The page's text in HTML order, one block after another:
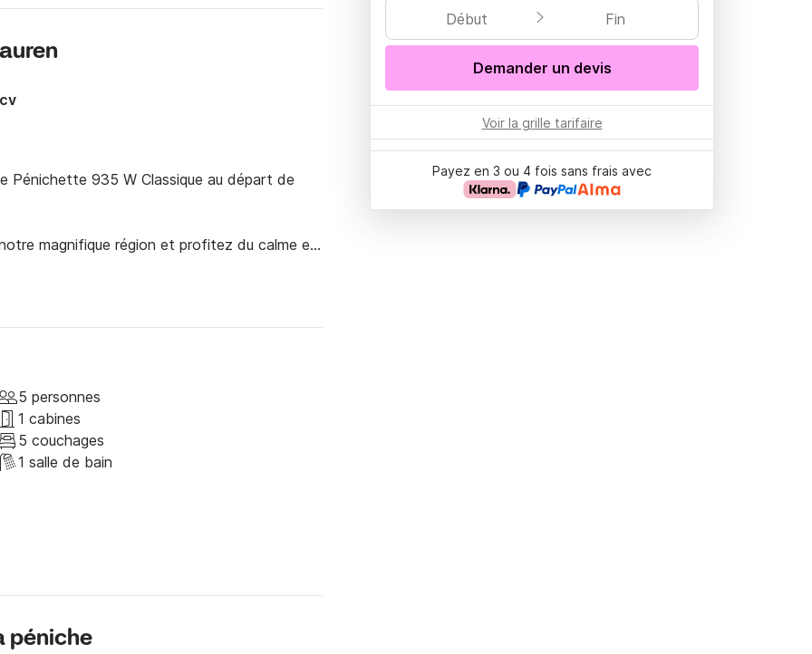
Pénichette 935 W Classique au départ de
magnifique région et profitez du calme et
ou entre amis pour un groupe de 5
non compris) : 130.00 €
5 personnes
1 cabines
5 couchages
1 salle de bain
péniche
Début Fin
Demander un devis
Voir la grille tarifaire
Payez en 3 ou 4 fois sans frais avec